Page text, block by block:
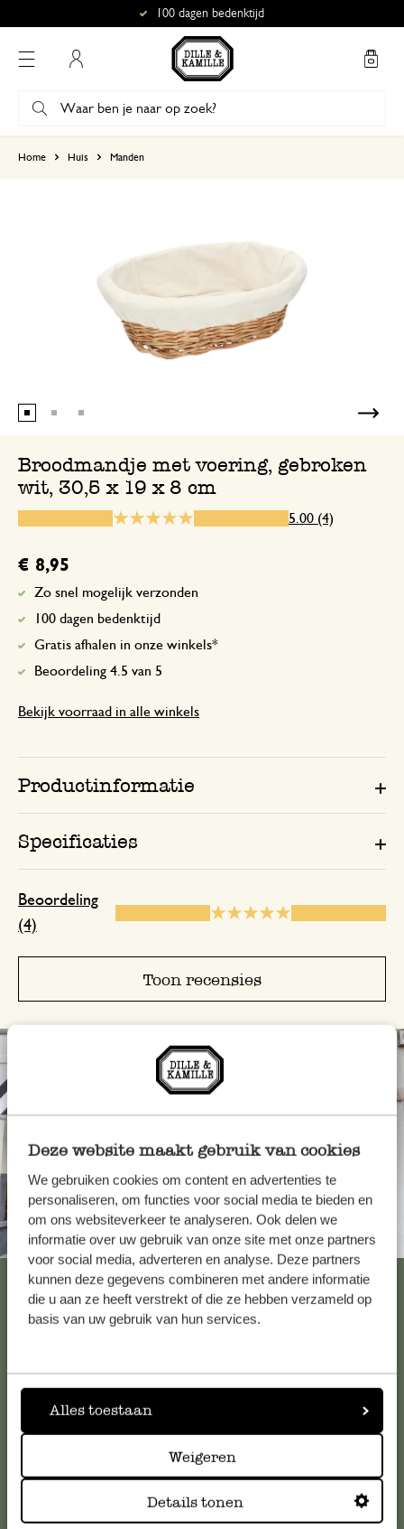
Deze website maakt gebruik van cookies
We gebruiken cookies om content en advertenties te
personaliseren, om functies voor social media te bieden en
om ons websiteverkeer te analyseren. Ook delen we
informatie over uw gebruik van onze site met onze partners
voor social media, adverteren en analyse. Deze partners
kunnen deze gegevens combineren met andere informatie
die u aan ze heeft verstrekt of die ze hebben verzameld op
basis van uw gebruik van hun services.
Alles toestaan
Weigeren
Details tonen
100 dagen bedenktijd
Home Huis Manden
Broodmandje met voering, gebroken
wit, 30,5 x 19 x 8 cm
5.00 (4)
€ 8,95
Zo snel mogelijk verzonden
100 dagen bedenktijd
Gratis afhalen in onze winkels*
Beoordeling 4.5 van 5
Bekijk voorraad in alle winkels
Productinformatie
Specificaties
Beoordeling
(4)
Toon recensies
Altijd in de buurt
Bekijk alle 62 winkels
Klantenservice
Voor vragen, tips of hulp kun je contact opnemen met onze
klantenservice. Of bekijk hier het antwoord op de
klantenservice@dille-kamille.com
22 juni 2026
Enkel een score, geen toelichting
Produkt is zoals op de site te zien was
15 december 2025